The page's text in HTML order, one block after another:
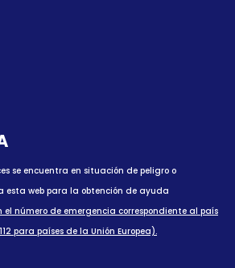
se encuentra en situación de peligro o
esta web para la obtención de ayuda
número de emergencia correspondiente al país
para países de la Unión Europea).